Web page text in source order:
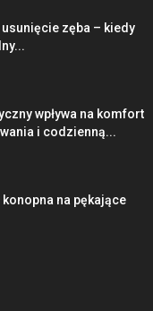
usunięcie zęba – kiedy
wpływa na komfort
i codzienną...
na pękające